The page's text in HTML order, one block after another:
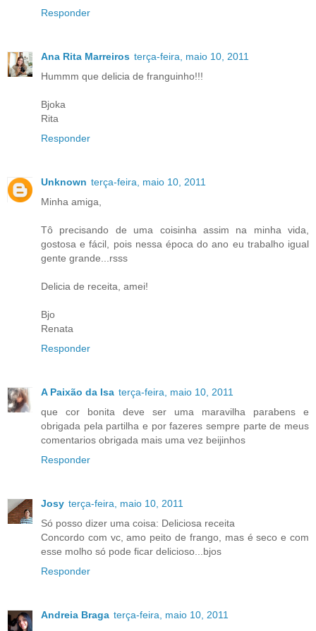
Responder
Ana Rita Marreiros terça-feira, maio 10, 2011
Hummm que delicia de franguinho!!!
Bjoka
Rita
Responder
Unknown terça-feira, maio 10, 2011
Minha amiga,
Tô precisando de uma coisinha assim na minha vida,
gostosa e fácil, pois nessa época do ano eu trabalho igual
gente grande...rsss
Delicia de receita, amei!
Bjo
Renata
Responder
A Paixão da Isa terça-feira, maio 10, 2011
que cor bonita deve ser uma maravilha parabens e
obrigada pela partilha e por fazeres sempre parte de meus
comentarios obrigada mais uma vez beijinhos
Responder
Josy terça-feira, maio 10, 2011
Só posso dizer uma coisa: Deliciosa receita
Concordo com vc, amo peito de frango, mas é seco e com
esse molho só pode ficar delicioso...bjos
Responder
Andreia Braga terça-feira, maio 10, 2011